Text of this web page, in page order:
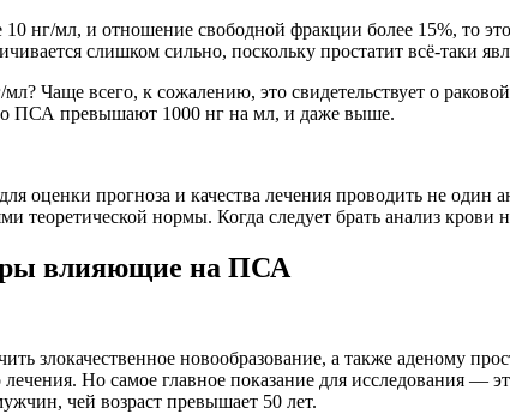
нг/мл, и отношение свободной фракции более 15%, то
слишком сильно, поскольку простатит всё-таки
Чаще всего, к сожалению, это свидетельствует о
ПСА превышают 1000 нг на мл, и даже выше.
оценки прогноза и качества лечения проводить не один
теоретической нормы. Когда следует брать анализ
влияющие на ПСА
злокачественное новообразование, а также аденому
Но самое главное показание для исследования —
чей возраст превышает 50 лет.